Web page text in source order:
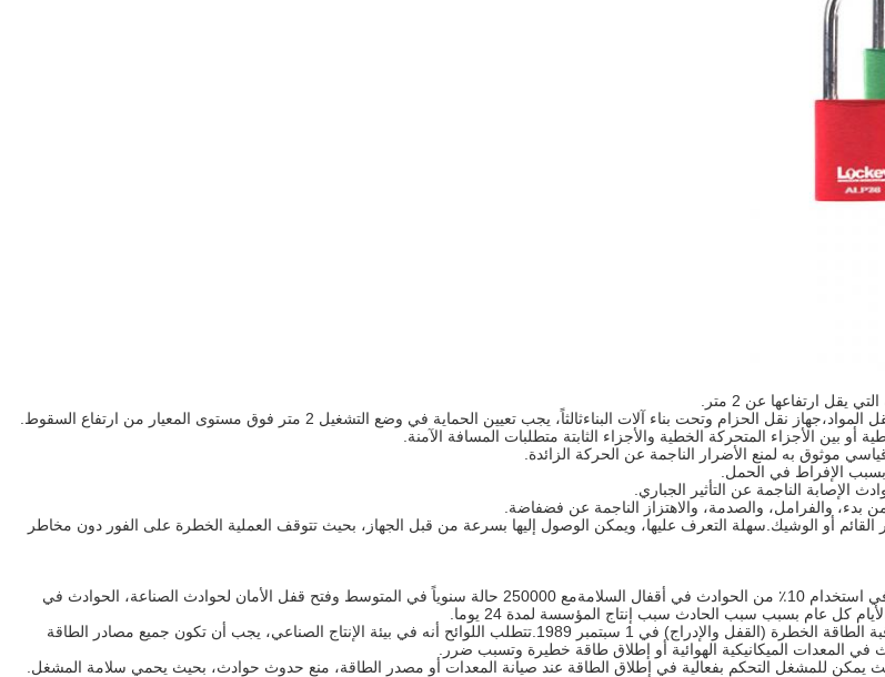
ارتفاعها عن 2 متر.
بين الأجزاء المتحركة الخطية والأجزاء الثابتة متطلبات المسافة الآمنة.
موثوق به لمنع الأضرار الناجمة عن الحركة الزائدة.
الإفراط في الحمل.
الإصابة الناجمة عن التأثير الجباري.
بدء، والفرامل، والصدمة، والاهتزاز الناجمة عن فضفاضة.
أو الوشيك.سهلة التعرف عليها، ويمكن الوصول إليها بسرعة من قبل الجهاز، بحيث تتوقف العملية الخطرة على الفور دون مخاطر
وفقا للمؤسسات المهنية، وفقا لمسح في جميع الحوادث الصناعية، ليس لديهم الحق في استخدام 10٪ من الحوادث في أقفال السلامةمع 250000 حالة سنوياً في المتوسط وفتح قفل الأمان لحوادث الصناعة، الحوادث في
لهذا السبب، أصدرت وكالة العمل والخدمات الأمريكية (OSHA) اللائحة الخاصة بمراقبة الطاقة الخطرة (القفل والإدراج) في 1 سبتمبر 1989.تتطلب اللوائح أنه في بيئة الإنتاج الصناعي، يجب أن تكون جميع مصادر الطاقة
المعدات الميكانيكية الهوائية أو إطلاق طاقة خطيرة وتسبب ضرر.
يمكن للمشغل التحكم بفعالية في إطلاق الطاقة عند صيانة المعدات أو مصدر الطاقة، منع حدوث حوادث، بحيث يحمي سلامة المشغل.